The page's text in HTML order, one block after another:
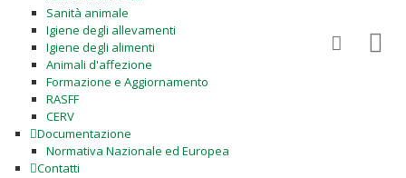
Sanità animale
Igiene degli allevamenti
Igiene degli alimenti
Animali d'affezione
Formazione e Aggiornamento
RASFF
CERV
Documentazione
Normativa Nazionale ed Europea
Contatti